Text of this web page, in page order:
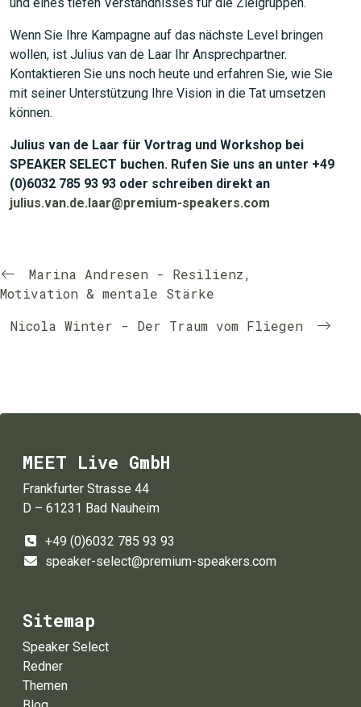
Wenn Sie Ihre Kampagne auf das nächste Level bringen
wollen, ist Julius van de Laar Ihr Ansprechpartner.
Kontaktieren Sie uns noch heute und erfahren Sie, wie Sie
mit seiner Unterstützung Ihre Vision in die Tat umsetzen
können.
Julius van de Laar für Vortrag und Workshop bei
SPEAKER SELECT buchen. Rufen Sie uns an unter +49
(0)6032 785 93 93 oder schreiben direkt an
julius.van.de.laar@premium-speakers.com
Marina Andresen - Resilienz,
Motivation & mentale Stärke
Nicola Winter - Der Traum vom Fliegen
MEET Live GmbH
Frankfurter Strasse 44
D – 61231 Bad Nauheim
+49 (0)6032 785 93 93
speaker-select@premium-speakers.com
Sitemap
Speaker Select
Redner
Themen